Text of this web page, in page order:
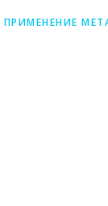
ПРИМЕНЕНИЕ